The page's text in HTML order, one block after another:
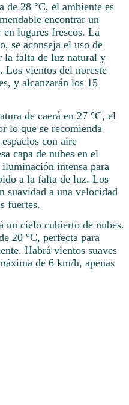
de 28 °C, el ambiente es
encontrar un
en lugares frescos. La
se aconseja el uso de
la falta de luz natural y
Los vientos del noreste
y alcanzarán los 15
de caerá en 27 °C, el
lo que se recomienda
con aire
capa de nubes en el
intensa para
a la falta de luz. Los
suavidad a una velocidad
fuertes.
un cielo cubierto de nubes.
20 °C, perfecta para
Habrá vientos suaves
de 6 km/h, apenas